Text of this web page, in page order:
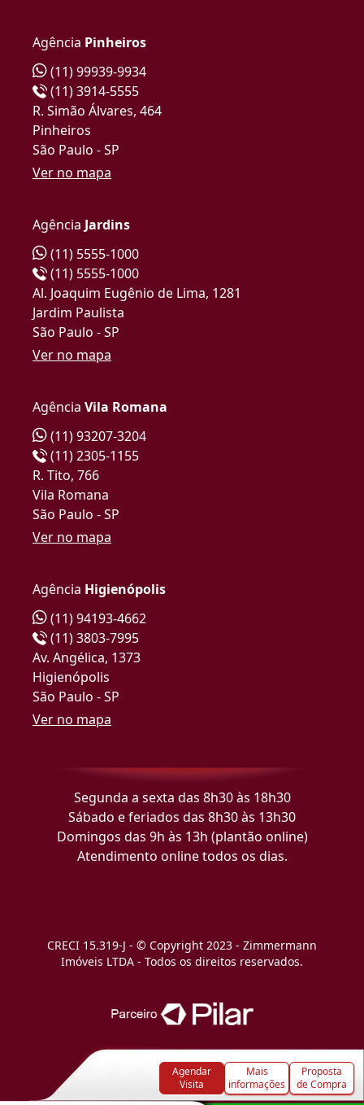
Agendar
Visita
Mais
informações
Proposta
de Compra
Agência Pinheiros
(11) 99939-9934
(11) 3914-5555
R. Simão Álvares, 464
Pinheiros
São Paulo - SP
Ver no mapa
Agência Jardins
(11) 5555-1000
(11) 5555-1000
Al. Joaquim Eugênio de Lima, 1281
Jardim Paulista
São Paulo - SP
Ver no mapa
Agência Vila Romana
(11) 93207-3204
(11) 2305-1155
R. Tito, 766
Vila Romana
São Paulo - SP
Ver no mapa
Agência Higienópolis
(11) 94193-4662
(11) 3803-7995
Av. Angélica, 1373
Higienópolis
São Paulo - SP
Ver no mapa
Segunda a sexta das 8h30 às 18h30
Sábado e feriados das 8h30 às 13h30
Domingos das 9h às 13h (plantão online)
Atendimento online todos os dias.
CRECI 15.319-J - © Copyright 2023 - Zimmermann
Imóveis LTDA - Todos os direitos reservados.